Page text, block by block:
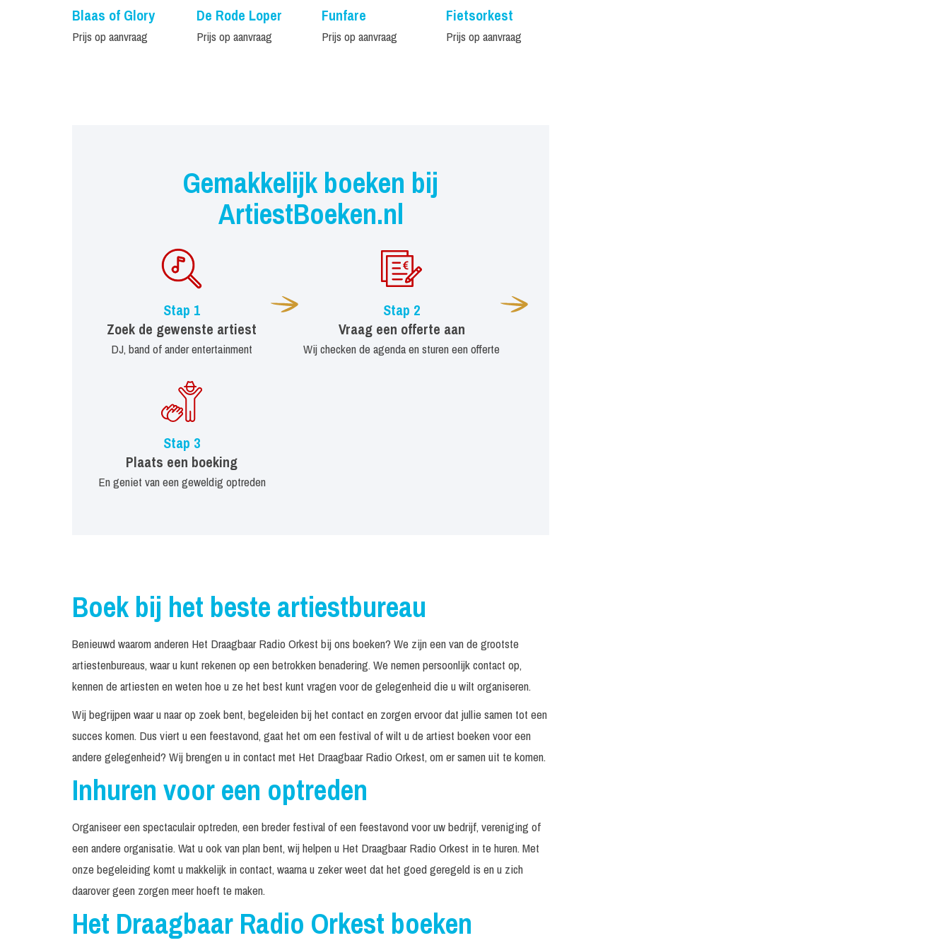
Blaas of Glory
Prijs op aanvraag
De Rode Loper
Prijs op aanvraag
Funfare
Prijs op aanvraag
Fietsorkest
Prijs op aanvraag
Gemakkelijk boeken bij
ArtiestBoeken.nl
Stap 1
Zoek de gewenste artiest
DJ, band of ander entertainment
Stap 2
Vraag een offerte aan
Wij checken de agenda en sturen een offerte
Stap 3
Plaats een boeking
En geniet van een geweldig optreden
Boek bij het beste artiestbureau
Benieuwd waarom anderen Het Draagbaar Radio Orkest bij ons boeken? We zijn een van de grootste
artiestenbureaus, waar u kunt rekenen op een betrokken benadering. We nemen persoonlijk contact op,
kennen de artiesten en weten hoe u ze het best kunt vragen voor de gelegenheid die u wilt organiseren.
Wij begrijpen waar u naar op zoek bent, begeleiden bij het contact en zorgen ervoor dat jullie samen tot een
succes komen. Dus viert u een feestavond, gaat het om een festival of wilt u de artiest boeken voor een
andere gelegenheid? Wij brengen u in contact met Het Draagbaar Radio Orkest, om er samen uit te komen.
Inhuren voor een optreden
Organiseer een spectaculair optreden, een breder festival of een feestavond voor uw bedrijf, vereniging of
een andere organisatie. Wat u ook van plan bent, wij helpen u Het Draagbaar Radio Orkest in te huren. Met
onze begeleiding komt u makkelijk in contact, waarna u zeker weet dat het goed geregeld is en u zich
daarover geen zorgen meer hoeft te maken.
Het Draagbaar Radio Orkest boeken